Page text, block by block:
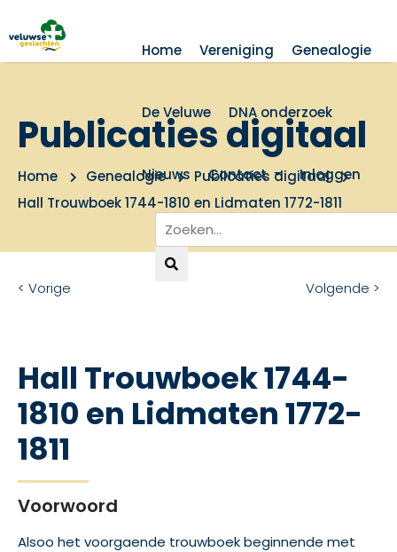
Home Vereniging Genealogie
De Veluwe DNA onderzoek
Nieuws Contact Inloggen
Publicaties digitaal
Home Genealogie
Publicaties digitaal
Hall Trouwboek 1744-1810 en Lidmaten 1772-1811
< Vorige Volgende >
Hall Trouwboek 1744-
1810 en Lidmaten 1772-
1811
Voorwoord
Alsoo het voorgaende trouwboek beginnende met